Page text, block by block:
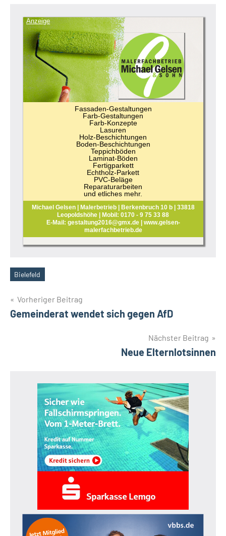
Anzeige
Fassaden-Gestaltungen
Farb-Gestaltungen
Farb-Konzepte
Lasuren
Holz-Beschichtungen
Boden-Beschichtungen
Teppichböden
Laminat-Böden
Fertigparkett
Echtholz-Parkett
PVC-Beläge
Reparaturarbeiten
und etliches mehr.
Michael Gelsen | Malerbetrieb | Berkenbruch 10 b | 33818
Leopoldshöhe | Mobil: 0170 - 9 75 33 88
E-Mail: gestaltung2016@gmx.de | www.gelsen-
malerfachbetrieb.de
Schlagwörter
Bielefeld
Beitragsnavigation
Vorheriger Beitrag
Gemeinderat wendet sich gegen AfD
Nächster Beitrag
Neue Elternlotsinnen